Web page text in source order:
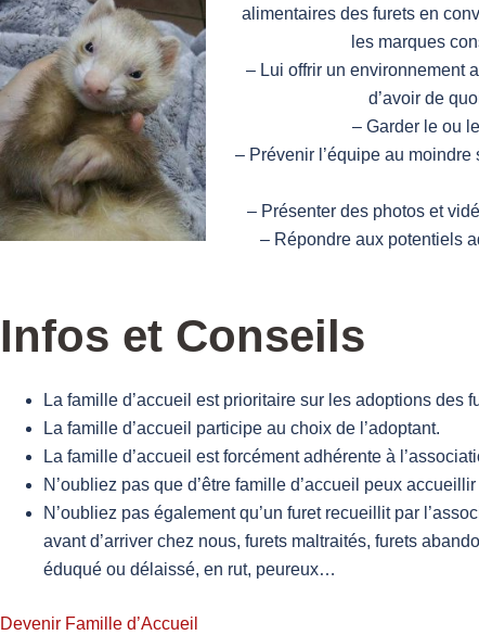
alimentaires des furets en
les marques
– Lui offrir un environnement
d’avoir de
– Garder le ou
– Prévenir l’équipe au
– Présenter des photos et
– Répondre aux potentiels
Infos et Conseils
La famille d’accueil est prioritaire sur les adoptions des
La famille d’accueil participe au choix de l’adoptant.
La famille d’accueil est forcément adhérente à
N’oubliez pas que d’être famille d’accueil peux
N’oubliez pas également qu’un furet recueillit par
avant d’arriver chez nous, furets maltraités, furets
éduqué ou délaissé, en rut, peureux…
Devenir Famille d’Accueil